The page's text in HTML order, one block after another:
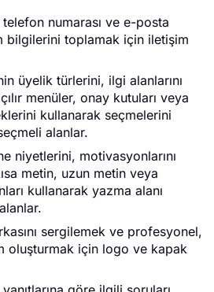
numarası ve e-posta
bilgilerini toplamak için iletişim
üyelik türlerini, ilgi alanlarını
menüler, onay kutuları veya
kullanarak seçmelerini
alanlar.
niyetlerini, motivasyonlarını
metin, uzun metin veya
kullanarak yazma alanı
sergilemek ve profesyonel,
oluşturmak için logo ve kapak